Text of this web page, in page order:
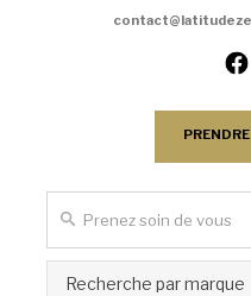
Recherche par marque